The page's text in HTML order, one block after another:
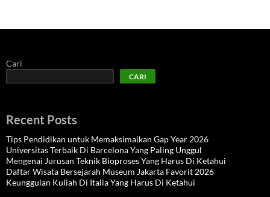
Cari
CARI
Recent Posts
Tips Pendidikan untuk Memaksimalkan Gap Year 2026
Universitas Terbaik Di Barcelona Yang Paling Unggul
Mengenai Jurusan Teknik Bioproses Yang Harus Di Ketahui
Daftar Wisata Bersejarah Museum Jakarta Favorit 2026
Keunggulan Kuliah Di Italia Yang Harus Di Ketahui